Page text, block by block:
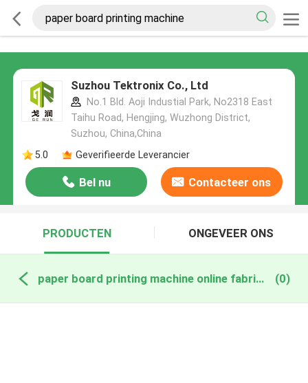
Suzhou Tektronix Co., Ltd
No.1 Bld. Aoji Industial Park, No2318 East
Taihu Road, Hengjing, Wuzhong District,
Suzhou, China,China
5.0
Geverifieerde Leverancier
Bel nu Contacteer ons
PRODUCTEN ONGEVEER ONS
paper board printing machine online fabricage (0)